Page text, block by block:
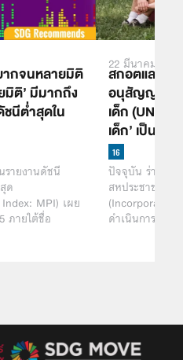
กจนหลายมิติ
ติ’ มีมากถึง
นีต่ำสุดใน
รายงานดัชนี
ด
MPI) เผย
ภายใต้ชื่อ
22 มีนาคม 2021
สกอตแลนด์
อนุสัญญาสห
เด็ก
เด็ก’ เป็นวา
ปัจจุบัน ร่าง พ.
สหประชาชาติว่
ดำเนินการมาตั้